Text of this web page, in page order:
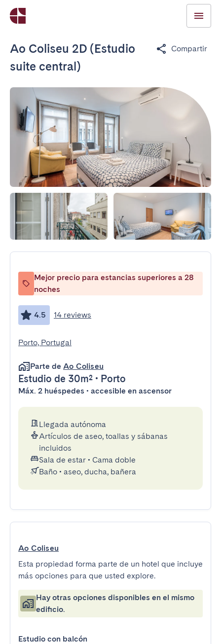
Ao Coliseu 2D (Estudio
suite central)
Compartir
Mejor precio para estancias superiores a 28
noches
4.5 14 reviews
Porto, Portugal
Parte de Ao Coliseu
Estudio de 30m² • Porto
Máx. 2 huéspedes • accesible en ascensor
Llegada autónoma
Artículos de aseo, toallas y sábanas
incluidos
Sala de estar • Cama doble
Baño • aseo, ducha, bañera
Ao Coliseu
Esta propiedad forma parte de un hotel que incluye
más opciones para que usted explore.
Hay otras opciones disponibles en el mismo
edificio.
Estudio con balcón